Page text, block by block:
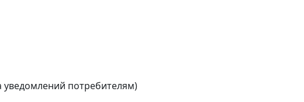
уведомлений потребителям)